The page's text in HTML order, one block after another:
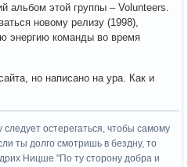
альбом этой группы – Volunteers.
новому релизу (1998),
энергию команды во время
но написано на ура. Как и
остерегаться, чтобы самому
ты долго смотришь в бездну, то
Ницше "По ту сторону добра и